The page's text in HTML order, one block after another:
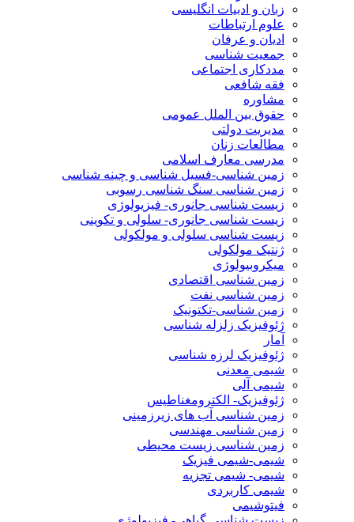
زبان و ادبیات انگلیسی
علوم ارتباطات
ادیان و عرفان
جمعیت شناسی
مددکاری اجتماعی
فقه شافعی
مشاوره
حقوق بین الملل عمومی
مدیریت دولتی
مطالعات زنان
مدرسی معارف اسلامی
زمین شناسی-فسیل شناسی و چینه شناسی
زمین شناسی سنگ شناسی رسوبی
زیست شناسی جانوری- فیزیولوژی
زیست شناسی جانوری- سلولی و تکوینی
زیست شناسی سلولی و مولکولی
ژنتیک مولکولی
میکروبیولوژی
زمین شناسی اقتصادی
زمین شناسی نفت
زمین شناسی-تکتونیک
ژئوفیزیک زلزله شناسی
آمار
ژئوفیزیک لرزه شناسی
شیمی معدنی
شیمی آلی
ژئوفیزیک- الکترومغناطیس
زمین شناسی آب های زیرزمینی
زمین شناسی مهندسی
زمین شناسی زیست محیطی
شیمی-شیمی فیزیک
شیمی- شیمی تجزیه
شیمی کاربردی
فیتوشیمی